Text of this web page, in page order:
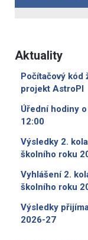
Aktuality
Počítačový kód
projekt AstroPI
Úřední hodiny
12:00
Výsledky 2.
školního roku
Vyhlášení 2.
školního roku
Výsledky
2026-27